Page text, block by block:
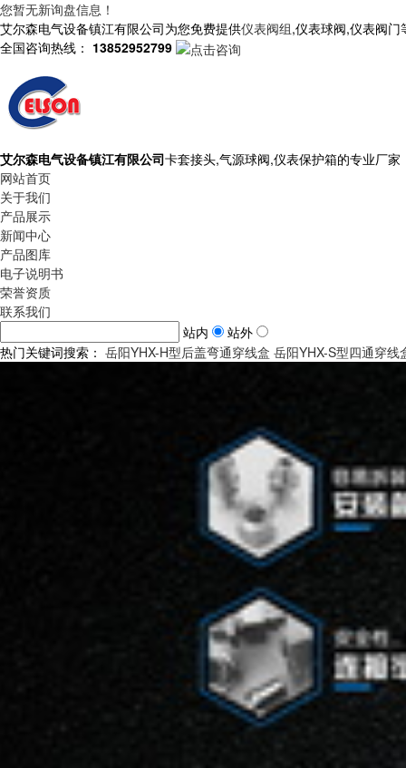
您暂无新询盘信息！
艾尔森电气设备镇江有限公司为您免费提供仪表阀组,仪表球阀,仪表阀
全国咨询热线： 13852952799
艾尔森电气设备镇江有限公司卡套接头,气源球阀,仪表保护箱的专业厂家
网站首页
关于我们
产品展示
新闻中心
产品图库
电子说明书
荣誉资质
联系我们
站内
站外
热门关键词搜索： 岳阳YHX-H型后盖弯通穿线盒 岳阳YHX-S型四通穿线